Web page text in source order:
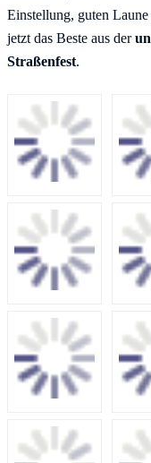
Einstellung, guten
jetzt das Beste aus der
Straßenfest.